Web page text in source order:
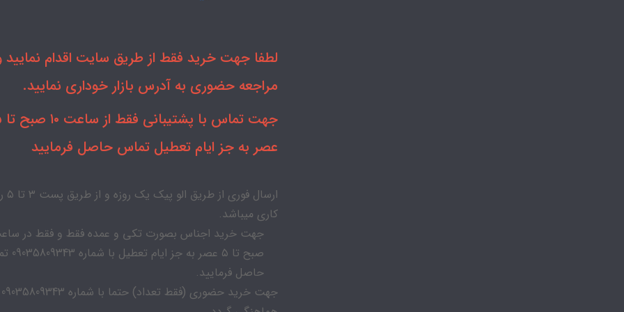
لطفا جهت خرید فقط از طریق سایت اقدام نمایید
مراجعه حضوری به آدرس بازار خوداری نمایید.
جهت
عصر به جز ایام تعطیل تماس حاصل فرمایید
ارسال
کاری میباشد.
صبح تا ۵
حاصل فرمایید.
جهت خرید حضوری (فقط تعداد) حتما با شماره 09035809343